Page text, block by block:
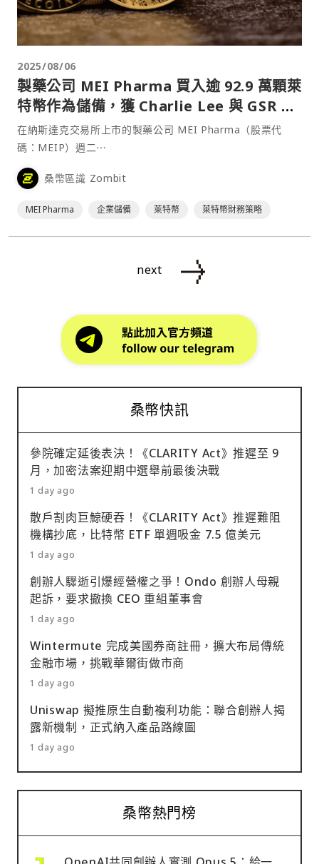
2025/08/06
製藥公司 MEI Pharma 買入逾 92.9 萬顆萊
特幣作為儲備，獲 Charlie Lee 與 GSR 支
持
在納斯達克交易所上市的製藥公司 MEI Pharma（股票代
碼：MEIP）週二⋯
桑幣區識 Zombit
MEI Pharma 企業儲備 萊特幣 萊特幣財務策略
next
桑幣快訊
參院確定延後表決！《CLARITY Act》推遲至 9
月，加密法案迎期中選舉前最後決戰
1 day ago
散戶割肉巨鯨硬吞！《CLARITY Act》推遲難阻
機構抄底，比特幣 ETF 單週吸金 7.5 億美元
1 day ago
創辦人驟逝引爆經營權之爭！Ondo 創辦人母親
起訴，要求撤換 CEO 重組董事會
1 day ago
Wintermute 完成美國券商註冊，擴大布局傳統
金融市場，挑戰華爾街做市商
1 day ago
Uniswap 擬推原生自動複利功能：聯合創辦人揭
露新機制，正式納入產品路線圖
1 day ago
桑幣熱門榜